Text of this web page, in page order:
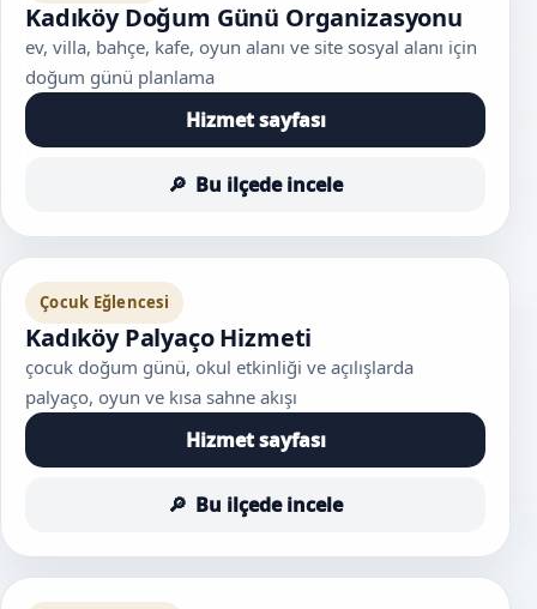
Kadıköy Doğum Günü Organizasyonu
ev, villa, bahçe, kafe, oyun alanı ve site sosyal alanı için
doğum günü planlama
Hizmet sayfası
Bu ilçede incele
Çocuk Eğlencesi
Kadıköy Palyaço Hizmeti
çocuk doğum günü, okul etkinliği ve açılışlarda
palyaço, oyun ve kısa sahne akışı
Hizmet sayfası
Bu ilçede incele